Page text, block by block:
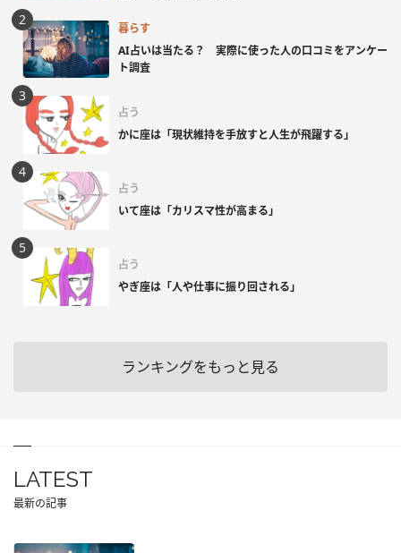
暮らす
AI占いは当たる？ 実際に使った人の口コミをアンケー
ト調査
占う
かに座は「現状維持を手放すと人生が飛躍する」
占う
いて座は「カリスマ性が高まる」
占う
やぎ座は「人や仕事に振り回される」
ランキングをもっと見る
LATEST
最新の記事